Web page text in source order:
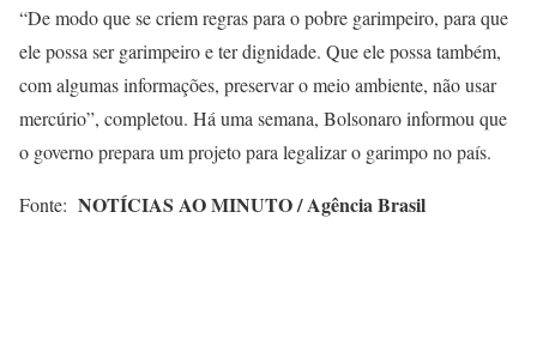
“De modo que se criem regras para o pobre garimpeiro, para que
ele possa ser garimpeiro e ter dignidade. Que ele possa também,
com algumas informações, preservar o meio ambiente, não usar
mercúrio”, completou. Há uma semana, Bolsonaro informou que
o governo prepara um projeto para legalizar o garimpo no país.
Fonte: NOTÍCIAS AO MINUTO / Agência Brasil